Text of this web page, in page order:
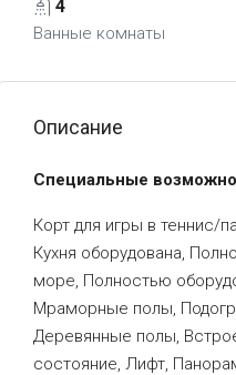
4
Ванные комнаты
Описание
Специальные
Корт для игры в теннис/
Кухня оборудована,
море, Полностью
Мраморные полы,
Деревянные полы,
состояние, Лифт,